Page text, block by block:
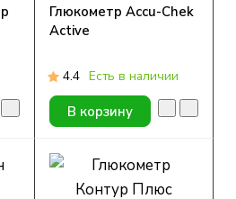
Глюкометр Accu-Chek
Active
4.4 Есть в наличии
В корзину